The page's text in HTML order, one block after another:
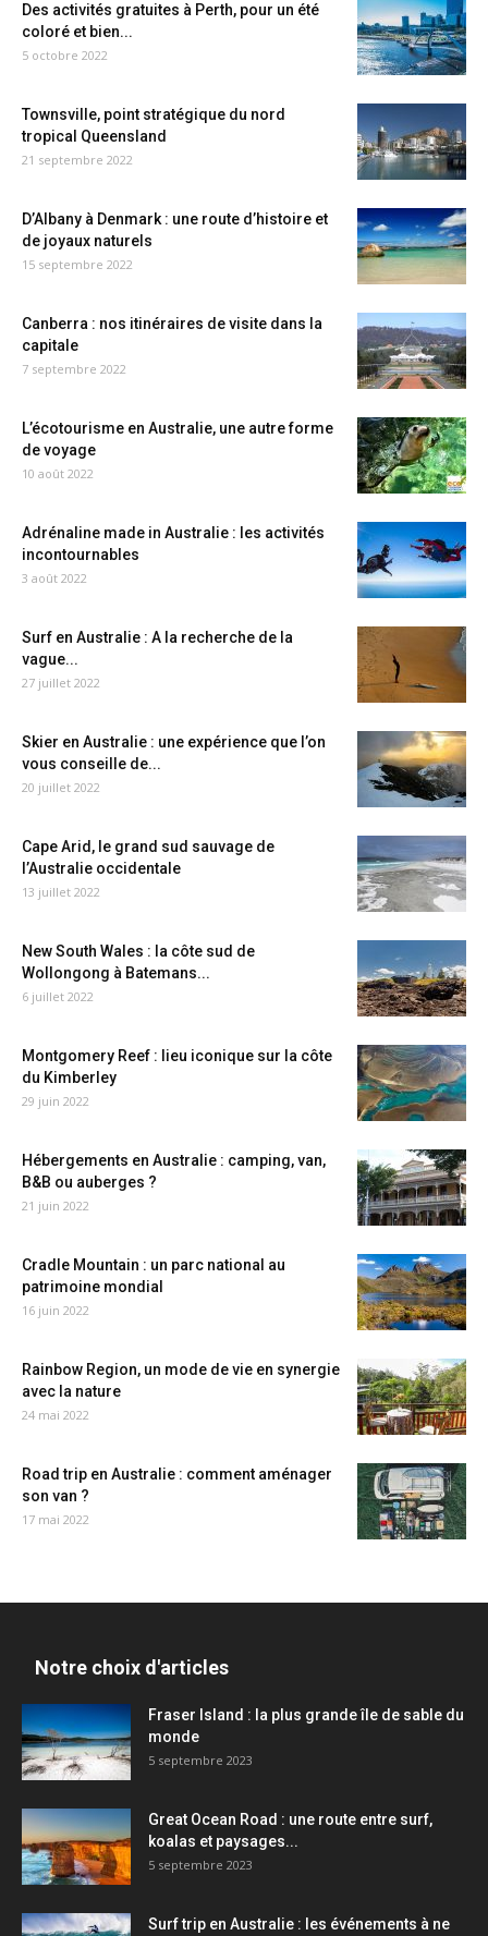
Des activités gratuites à Perth, pour un été
coloré et bien...
5 octobre 2022
Townsville, point stratégique du nord
tropical Queensland
21 septembre 2022
D’Albany à Denmark : une route d’histoire et
de joyaux naturels
15 septembre 2022
Canberra : nos itinéraires de visite dans la
capitale
7 septembre 2022
L’écotourisme en Australie, une autre forme
de voyage
10 août 2022
Adrénaline made in Australie : les activités
incontournables
3 août 2022
Surf en Australie : A la recherche de la
vague...
27 juillet 2022
Skier en Australie : une expérience que l’on
vous conseille de...
20 juillet 2022
Cape Arid, le grand sud sauvage de
l’Australie occidentale
13 juillet 2022
New South Wales : la côte sud de
Wollongong à Batemans...
6 juillet 2022
Montgomery Reef : lieu iconique sur la côte
du Kimberley
29 juin 2022
Hébergements en Australie : camping, van,
B&B ou auberges ?
21 juin 2022
Cradle Mountain : un parc national au
patrimoine mondial
16 juin 2022
Rainbow Region, un mode de vie en synergie
avec la nature
24 mai 2022
Road trip en Australie : comment aménager
son van ?
17 mai 2022
Notre choix d'articles
Fraser Island : la plus grande île de sable du
monde
5 septembre 2023
Great Ocean Road : une route entre surf,
koalas et paysages...
5 septembre 2023
Surf trip en Australie : les événements à ne